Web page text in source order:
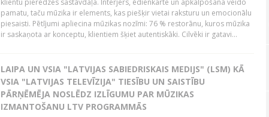
klientu pieredzes sastāvdaļa. Interjers, ēdienkarte un apkalpošana veido
pamatu, taču mūzika ir elements, kas piešķir vietai raksturu un emocionālu
piesaisti. Pētījumi apliecina mūzikas nozīmi: 76 % restorānu, kuros mūzika
ir saskaņota ar konceptu, klientiem šķiet autentiskāki. Cilvēki ir gatavi...
LAIPA UN VSIA "LATVIJAS SABIEDRISKAIS MEDIJS" (LSM) KĀ
VSIA "LATVIJAS TELEVĪZIJA" TIESĪBU UN SAISTĪBU
PĀRŅĒMĒJA NOSLĒDZ IZLĪGUMU PAR MŪZIKAS
IZMANTOŠANU LTV PROGRAMMĀS